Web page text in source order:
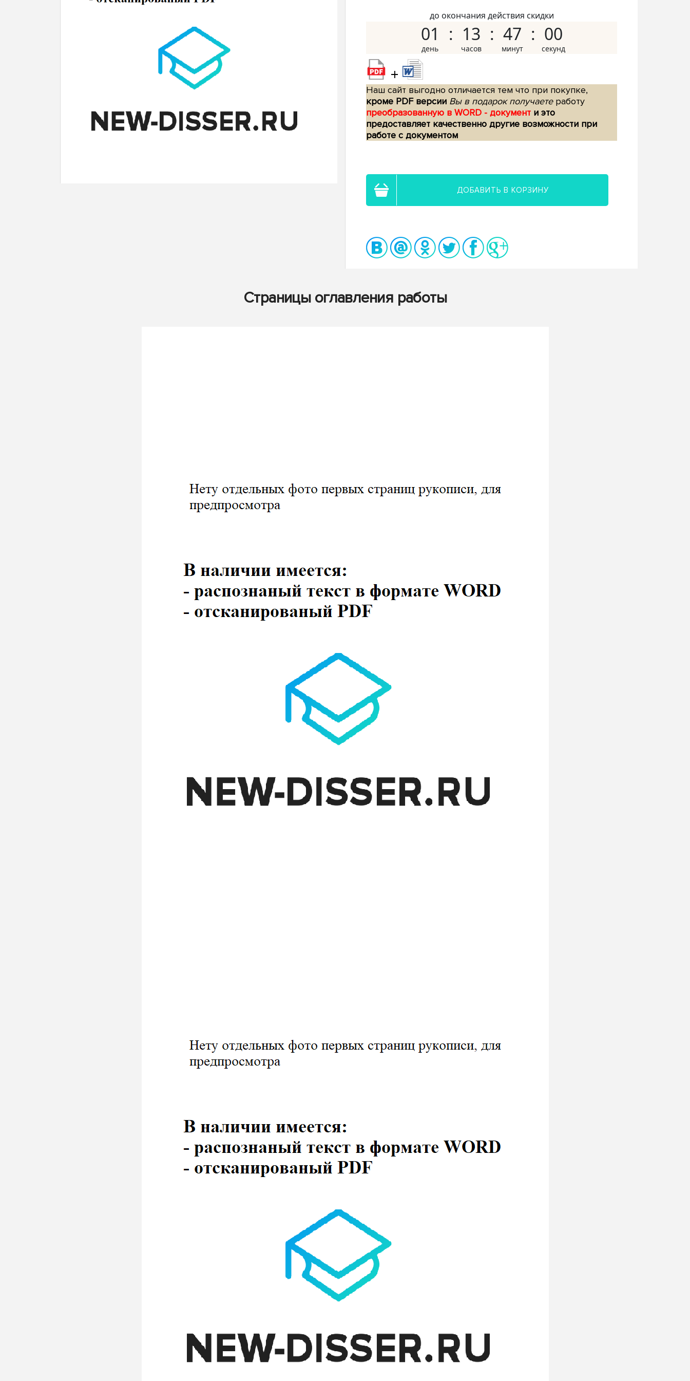
до окончания действия скидки
01 13 46 59
+
Наш сайт выгодно отличается тем что при покупке,
кроме PDF версии Вы в подарок получаетеработу
преобразованную в WORD - документ и это
предоставляет качественно другие возможности при
работе с документом
ДОБАВИТЬ В КОРЗИНУ
Страницы оглавления работы